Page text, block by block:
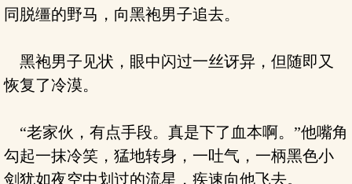
同脱缰的野马，向黑袍男子追去。
黑袍男子见状，眼中闪过一丝讶异，但随即又
恢复了冷漠。
“老家伙，有点手段。真是下了血本啊。”他嘴角
勾起一抹冷笑，猛地转身，一吐气，一柄黑色小
剑犹如夜空中划过的流星，疾速向他飞去。